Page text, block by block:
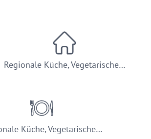
Regionale Küche, Vegetarische…
Küche, Vegetarische…